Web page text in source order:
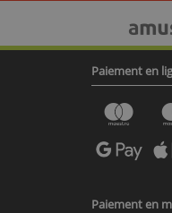
Paiement en
Paiement en